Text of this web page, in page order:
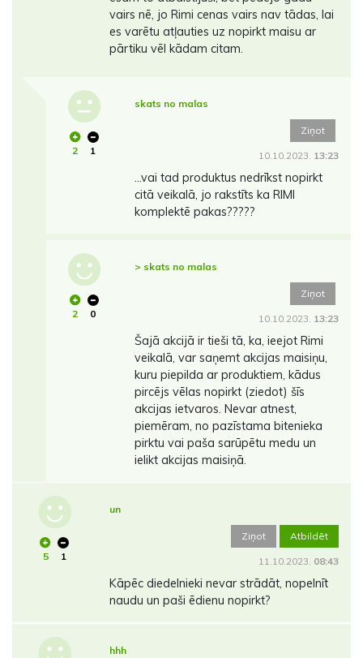
vairs nē, jo Rimi cenas vairs nav tādas, lai
es varētu atļauties uz nopirkt maisu ar
pārtiku vēl kādam citam.
2 1
skats no malas
Ziņot
10.10.2023. 13:23
...vai tad produktus nedrīkst nopirkt
citā veikalā, jo rakstīts ka RIMI
komplektē pakas?????
2 0
> skats no malas
Ziņot
10.10.2023. 13:23
Šajā akcijā ir tieši tā, ka, ieejot Rimi
veikalā, var saņemt akcijas maisiņu,
kuru piepilda ar produktiem, kādus
pircējs vēlas nopirkt (ziedot) šīs
akcijas ietvaros. Nevar atnest,
piemēram, no pazīstama bitenieka
pirktu vai paša sarūpētu medu un
ielikt akcijas maisiņā.
5 1
un
Ziņot Atbildēt
11.10.2023. 08:43
Kāpēc diedelnieki nevar strādāt, nopelnīt
naudu un paši ēdienu nopirkt?
hhh